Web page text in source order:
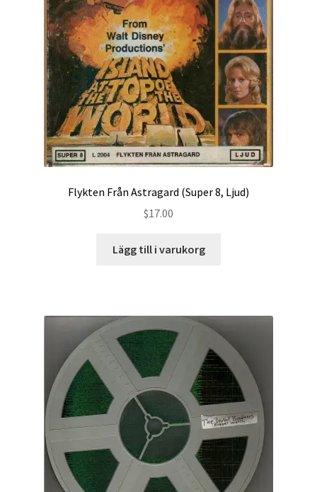
Flykten Från Astragard (Super 8, Ljud)
$17.00
Lägg till i varukorg